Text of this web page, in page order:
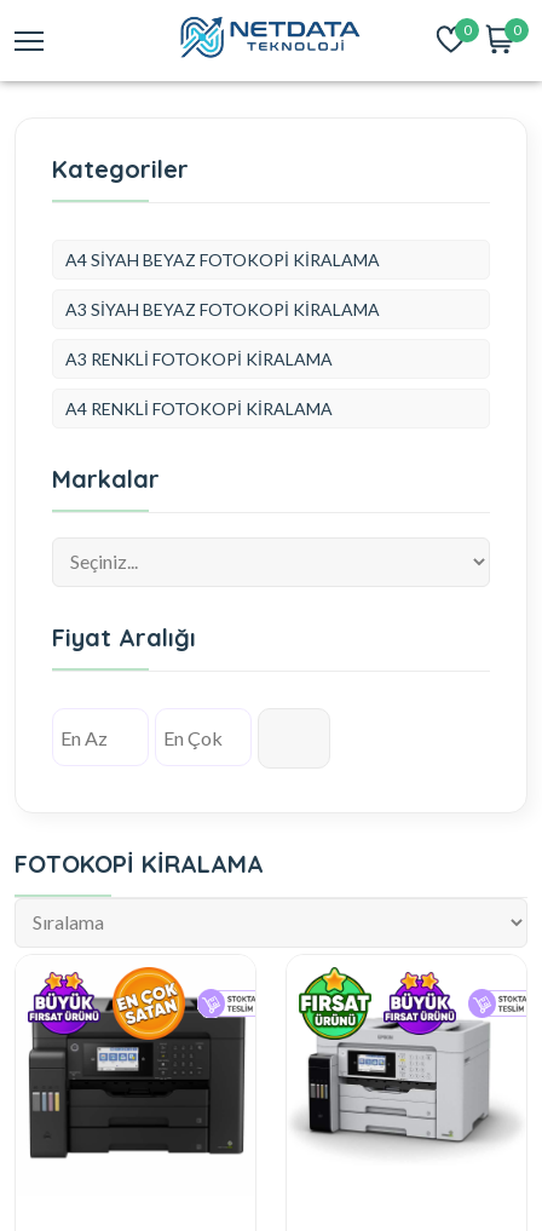
0 0
Kategoriler
A4 SİYAH BEYAZ FOTOKOPİ KİRALAMA
A3 SİYAH BEYAZ FOTOKOPİ KİRALAMA
A3 RENKLİ FOTOKOPİ KİRALAMA
A4 RENKLİ FOTOKOPİ KİRALAMA
Markalar
Fiyat Aralığı
FOTOKOPİ KİRALAMA